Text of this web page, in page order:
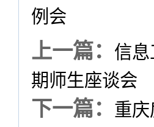
例会
上一篇：
信
期师生座谈会
下一篇：
重